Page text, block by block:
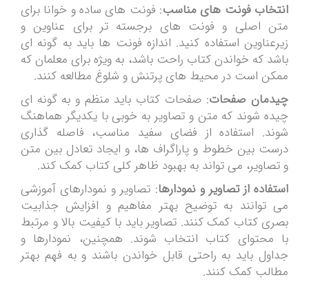
انتخاب فونت های مناسب: فونت های ساده و خوانا برای
متن اصلی و فونت های برجسته تر برای عناوین و
زیرعناوین استفاده کنید. اندازه فونت ها باید به گونه ای
باشد که خواندن کتاب راحت باشد، به ویژه برای معلمان که
ممکن است در محیط های پرتنش و شلوغ مطالعه کنند.
چیدمان صفحات: صفحات کتاب باید منظم و به گونه ای
چیده شوند که متن و تصاویر به خوبی با یکدیگر هماهنگ
شوند. استفاده از فضای سفید مناسب، فاصله گذاری
درست بین خطوط و پاراگراف ها، و ایجاد تعادل بین متن
و تصاویر، می تواند به بهبود ظاهر کلی کتاب کمک کند.
استفاده از تصاویر و نمودارها: تصاویر و نمودارهای آموزشی
می توانند به توضیح بهتر مفاهیم و افزایش جذابیت
بصری کتاب کمک کنند. تصاویر باید با کیفیت بالا و مرتبط
با محتوای کتاب انتخاب شوند. همچنین، نمودارها و
جداول باید به راحتی قابل خواندن باشند و به فهم بهتر
مطالب کمک کنند.